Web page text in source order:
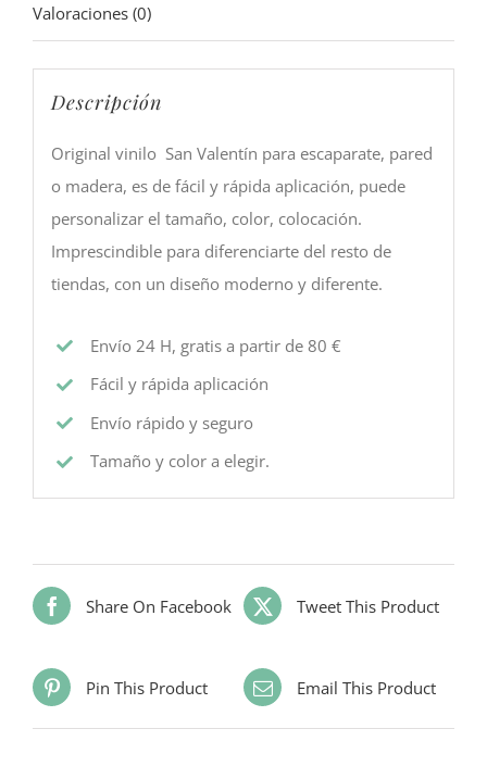
Valoraciones (0)
Descripción
Original vinilo San Valentín para escaparate, pared
o madera, es de fácil y rápida aplicación, puede
personalizar el tamaño, color, colocación.
Imprescindible para diferenciarte del resto de
tiendas, con un diseño moderno y diferente.
Envío 24 H, gratis a partir de 80 €
Fácil y rápida aplicación
Envío rápido y seguro
Tamaño y color a elegir.
Share On Facebook Tweet This Product
Pin This Product Email This Product